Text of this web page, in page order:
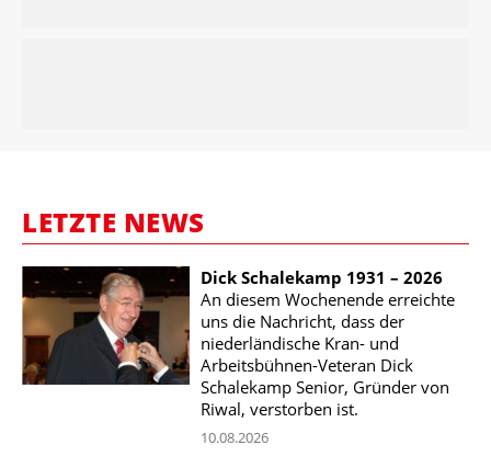
LETZTE NEWS
Dick Schalekamp 1931 – 2026
An diesem Wochenende erreichte
uns die Nachricht, dass der
niederländische Kran- und
Arbeitsbühnen-Veteran Dick
Schalekamp Senior, Gründer von
Riwal, verstorben ist.
10.08.2026